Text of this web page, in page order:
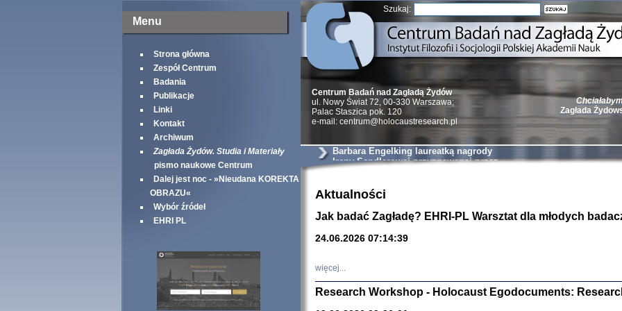
Menu
Strona główna
Zespół Centrum
Badania
Publikacje
Linki
Kontakt
Archiwum
Zagłada Żydów. Studia i Materiały
pismo naukowe Centrum
Dalej jest noc - »Nieudana KOREKTA
OBRAZU«
Wybór źródeł
EHRI PL
Szukaj:
Zagłada
Natalia Aleksiun,
Deborah Dash
Turski, Laurence
Centrum Badań nad Zagładą Żydów
ul. Nowy Świat 72, 00-330 Warszawa;
Palac Staszica pok. 120
e-mail: centrum@holocaustresearch.pl
Barbara Engelking laureatką nagrody
Ireny Sendlerowej przyznawanej przez
Aktualności
Jak badać Zagładę? EHRI-PL Warsztat dla młodych
24.06.2026 07:14:39
więcej...
Research Workshop - Holocaust Egodocuments: